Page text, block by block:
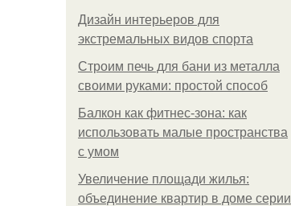
Дизайн интерьеров для
экстремальных видов спорта
Строим печь для бани из металла
своими руками: простой способ
Балкон как фитнес-зона: как
использовать малые пространства
с умом
Увеличение площади жилья:
объединение квартир в доме серии